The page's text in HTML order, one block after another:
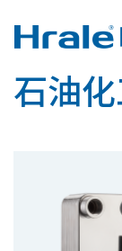
石油